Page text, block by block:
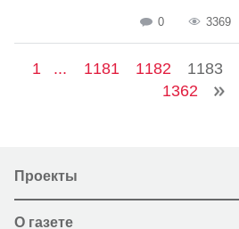
0 3369
1 ... 1181 1182 1183
1362
Проекты
О газете